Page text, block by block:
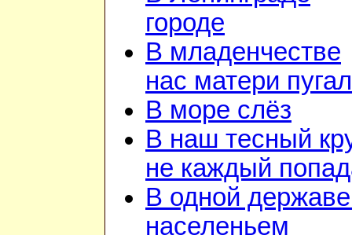
городе
В младенчестве
нас матери
В море слёз
В наш тесный
не каждый
В одной
населеньем